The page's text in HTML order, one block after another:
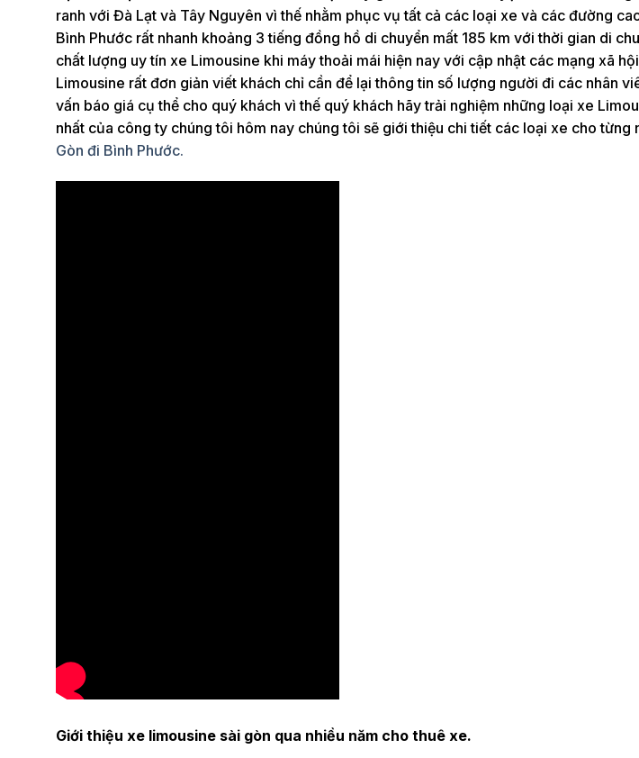
ranh với Đà Lạt và Tây Nguyên vì thế nhằm phục vụ tất cả các loại xe và các đường
Bình Phước rất nhanh khoảng 3 tiếng đồng hồ di chuyển mất 185 km với thời gian di
chất lượng uy tín xe Limousine khi máy thoải mái hiện nay với cập nhật các mạng xã
Limousine rất đơn giản viết khách chỉ cần để lại thông tin số lượng người đi các nhân
vấn báo giá cụ thể cho quý khách vì thế quý khách hãy trải nghiệm những loại xe
nhất của công ty chúng tôi hôm nay chúng tôi sẽ giới thiệu chi tiết các loại xe cho từng
Gòn đi Bình Phước.
Giới thiệu xe limousine sài gòn qua nhiều năm cho thuê xe.